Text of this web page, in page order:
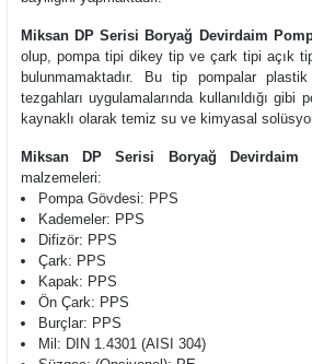
Miksan DP Serisi Boryağ Devirdaim
olup, pompa tipi dikey tip ve çark tipi açık
bulunmamaktadır. Bu tip pompalar
tezgahları uygulamalarında kullanıldığı gibi
kaynaklı olarak temiz su ve kimyasal
Miksan DP Serisi Boryağ Devirdaim
malzemeleri:
Pompa Gövdesi: PPS
Kademeler: PPS
Difizör: PPS
Çark: PPS
Kapak: PPS
Ön Çark: PPS
Burçlar: PPS
Mil: DIN 1.4301 (AISI 304)